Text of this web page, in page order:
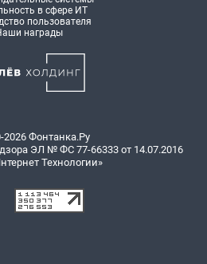
в сфере ИТ
пользователя
награды
2026 Фонтанка.Ру
ЭЛ № ФС 77-66333 от 14.07.2016
Технологии»